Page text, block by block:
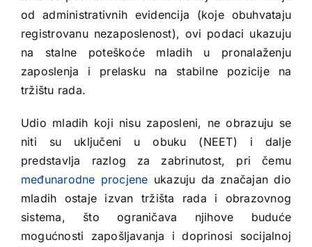
od administrativnih evidencija (koje obuhvataju
registrovanu nezaposlenost), ovi podaci ukazuju
na stalne poteškoće mladih u pronalaženju
zaposlenja i prelasku na stabilne pozicije na
tržištu rada.
Udio mladih koji nisu zaposleni, ne obrazuju se
niti su uključeni u obuku (NEET) i dalje
predstavlja razlog za zabrinutost, pri čemu
međunarodne procjene ukazuju da značajan dio
mladih ostaje izvan tržišta rada i obrazovnog
sistema, što ograničava njihove buduće
mogućnosti zapošljavanja i doprinosi socijalnoj